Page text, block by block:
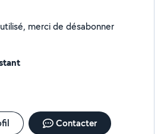
merci de désabonner
Contacter